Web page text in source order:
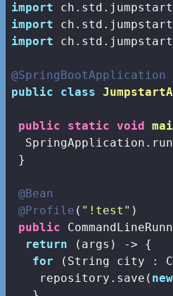
import
import
import
@SpringBootApplication
public
class
public static void
}
@Bean
@Profile ( "!test" )
public
return (args) -> {
for (String city :
    repository.save(
new